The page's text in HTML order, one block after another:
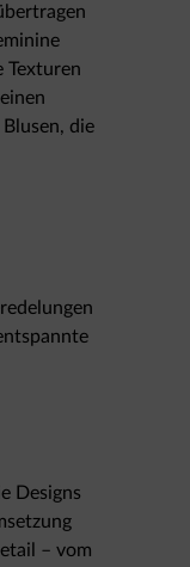
Texturen
die
Designs
– vom